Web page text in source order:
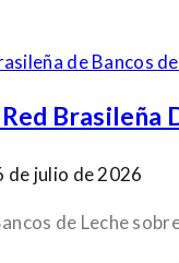
Brasileña
de julio de 2026
de Leche